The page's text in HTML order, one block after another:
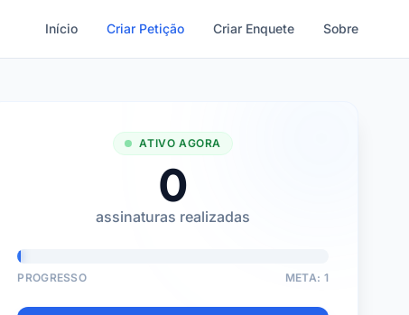
Início Criar Petição Criar Enquete Sobre
ATIVO AGORA
0
assinaturas realizadas
PROGRESSO META: 1